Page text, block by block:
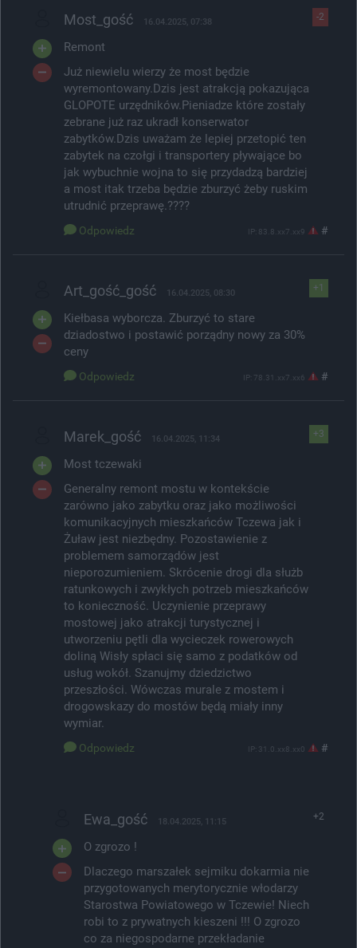
-2
Most_gość 16.04.2025, 07:38
Remont
Już niewielu wierzy że most będzie
wyremontowany.Dzis jest atrakcją pokazująca
GLOPOTE urzędników.Pieniadze które zostały
zebrane już raz ukradł konserwator
zabytków.Dzis uważam że lepiej przetopić ten
zabytek na czołgi i transportery pływające bo
jak wybuchnie wojna to się przydadzą bardziej
a most itak trzeba będzie zburzyć żeby ruskim
utrudnić przeprawę.????
Odpowiedz IP: 83.8.xx7.xx9 #
+1
Art_gość_gość 16.04.2025, 08:30
Kiełbasa wyborcza. Zburzyć to stare
dziadostwo i postawić porządny nowy za 30%
ceny
Odpowiedz IP: 78.31.xx7.xx6 #
+3
Marek_gość 16.04.2025, 11:34
Most tczewaki
Generalny remont mostu w kontekście
zarówno jako zabytku oraz jako możliwości
komunikacyjnych mieszkańców Tczewa jak i
Żuław jest niezbędny. Pozostawienie z
problemem samorządów jest
nieporozumieniem. Skrócenie drogi dla służb
ratunkowych i zwykłych potrzeb mieszkańców
to konieczność. Uczynienie przeprawy
mostowej jako atrakcji turystycznej i
utworzeniu pętli dla wycieczek rowerowych
doliną Wisły spłaci się samo z podatków od
usług wokół. Szanujmy dziedzictwo
przeszłości. Wówczas murale z mostem i
drogowskazy do mostów będą miały inny
wymiar.
Odpowiedz IP: 31.0.xx8.xx0 #
+2
Ewa_gość 18.04.2025, 11:15
O zgrozo !
Dlaczego marszałek sejmiku dokarmia nie
przygotowanych merytorycznie włodarzy
Starostwa Powiatowego w Tczewie! Niech
robi to z prywatnych kieszeni !!! O zgrozo
co za niegospodarne przekładanie